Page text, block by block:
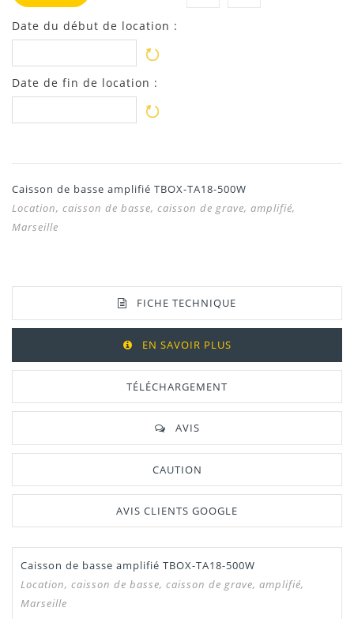
Date du début de location :
Date de fin de location :
Caisson de basse amplifié TBOX-TA18-500W
Location, caisson de basse, caisson de grave, amplifié,
Marseille
FICHE TECHNIQUE
EN SAVOIR PLUS
TÉLÉCHARGEMENT
AVIS
CAUTION
AVIS CLIENTS GOOGLE
Entrée Ligne
XLR
Caisson de basse amplifié TBOX-TA18-500W
Location, caisson de basse, caisson de grave, amplifié,
Marseille